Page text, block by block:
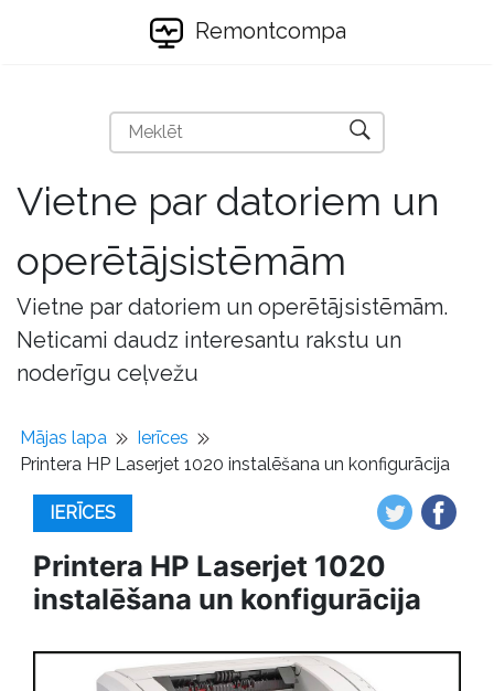
Remontcompa
Vietne par datoriem un
operētājsistēmām
Vietne par datoriem un operētājsistēmām.
Neticami daudz interesantu rakstu un
noderīgu ceļvežu
Mājas lapa
Ierīces
Printera HP Laserjet 1020 instalēšana un konfigurācija
IERĪCES
Printera HP Laserjet 1020
instalēšana un konfigurācija